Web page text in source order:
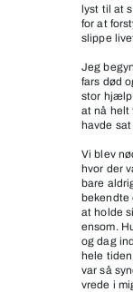
lyst til at
for at
slippe
Jeg
fars død
stor hjælp
at nå helt
havde
Vi blev
hvor der
bare
bekendte
at holde
ensom.
og dag
hele
var så
vrede i